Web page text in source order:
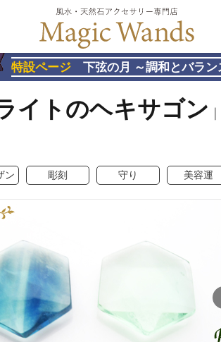
特設ページ 下弦の月 ～調和とバラン
イトのヘキサゴン
ン 彫刻 守り 美容運